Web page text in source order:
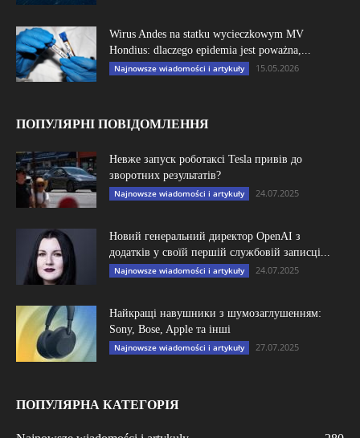
Wirus Andes na statku wycieczkowym MV
Hondius: dlaczego epidemia jest poważna,...
Najnowsze wiadomości i artykuły 15.05.2026
ПОПУЛЯРНІ ПОВІДОМЛЕННЯ
Невже запуск роботаксі Tesla привів до
зворотних результатів?
Najnowsze wiadomości i artykuły 24.07.2025
Новий генеральний директор OpenAI з
додатків у своїй першій службовій записці...
Najnowsze wiadomości i artykuły 24.07.2025
Найкращі навушники з шумозаглушенням:
Sony, Bose, Apple та інші
Najnowsze wiadomości i artykuły 27.07.2025
ПОПУЛЯРНА КАТЕГОРІЯ